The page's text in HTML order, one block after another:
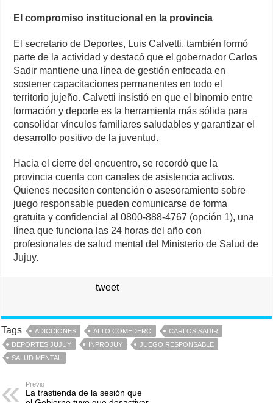
El compromiso institucional en la provincia
El secretario de Deportes, Luis Calvetti, también formó
parte de la actividad y destacó que el gobernador Carlos
Sadir mantiene una línea de gestión enfocada en
sostener capacitaciones permanentes en todo el
territorio jujeño. Calvetti insistió en que el binomio entre
formación y deporte es la herramienta más sólida para
consolidar vínculos familiares saludables y garantizar el
desarrollo positivo de la juventud.
Hacia el cierre del encuentro, se recordó que la
provincia cuenta con canales de asistencia activos.
Quienes necesiten contención o asesoramiento sobre
juego responsable pueden comunicarse de forma
gratuita y confidencial al 0800-888-4767 (opción 1), una
línea que funciona las 24 horas del año con
profesionales de salud mental del Ministerio de Salud de
Jujuy.
tweet
Tags ADICCIONES ALTO COMEDERO
CARLOS SADIR
DEPORTES JUJUY
INPROJUY
JUEGO RESPONSABLE
SALUD MENTAL
Previo
La trastienda de la sesión que